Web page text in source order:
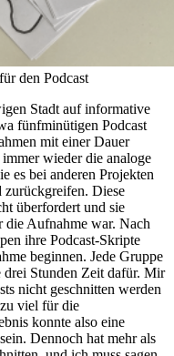
den Podcast
Stadt auf informative
fünfminütigen Podcast
mit einer Dauer
wieder die analoge
es bei anderen Projekten
zurückgreifen. Diese
überfordert und sie
die Aufnahme war. Nach
ihre Podcast-Skripte
beginnen. Jede Gruppe
drei Stunden Zeit dafür. Mir
nicht geschnitten werden
viel für die
konnte also eine
Dennoch hat mehr als